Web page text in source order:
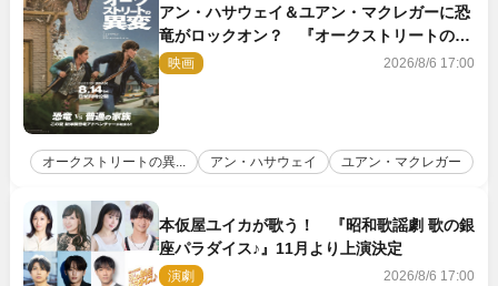
アン・ハサウェイ＆ユアン・マクレガーに恐
竜がロックオン？ 『オークストリートの異
変』新ビジュアル＆本編映像初解禁
映画 2026/8/6 17:00
オークストリートの異... アン・ハサウェイ ユアン・マクレガー
本仮屋ユイカが歌う！ 『昭和歌謡劇 歌の銀
座パラダイス♪』11月より上演決定
演劇 2026/8/6 17:00